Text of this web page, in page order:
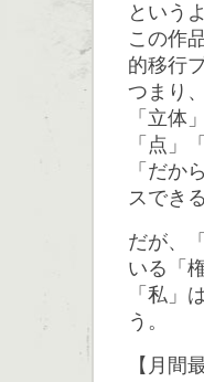
という
この作
的移行
つまり
「立体
「点」
「だか
スでき
だが、
いる「
「私」
う。
【月間